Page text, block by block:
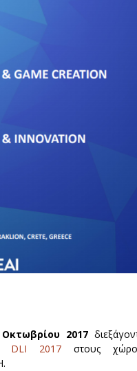
2017
DLI 2017στους